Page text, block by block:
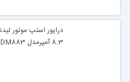
8.3 آمپرمدل 3DM883